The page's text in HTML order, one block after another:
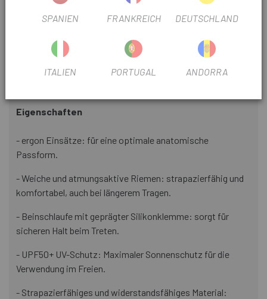
Hochleistungs-Sitzmaus
unterschiedlicher Dichte ausgestattet und wird thermisch
in 3D geformt, was eine hohe Atmungsaktivität, optimale
Unterstützung und hervorragende Leistung bei
Eigenschaften
- ergon Einsätze: für eine optimale anatomische
Passform.
- Weiche und atmungsaktive Riemen: strapazierfähig und
komfortabel, auch bei längerem Tragen.
- Beinschlaufe mit geprägter Silikonklemme: sorgt für
sicheren Halt beim Treten.
- UPF50+ UV-Schutz: Maximaler Sonnenschutz für die
Verwendung im Freien.
- Strapazierfähiges und widerstandsfähiges Material:
SPANIEN FRANKREICH DEUTSCHLAND
ITALIEN PORTUGAL ANDORRA